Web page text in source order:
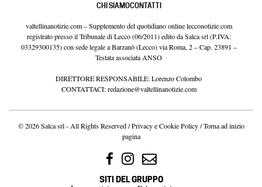
CHI SIAMOCONTATTI
valtellinanotizie.com – Supplemento del quotidiano online lecconotizie.com
registrato presso il Tribunale di Lecco (06/2011) edito da Salca srl (P.IVA:
03329300135) con sede legale a Barzanò (Lecco) via Roma, 2 – Cap. 23891 –
Testata associata ANSO
DIRETTORE RESPONSABILE: Lorenzo Colombo
CONTATTACI:redazione@valtellinanotizie.com
© 2026 Salca srl - All Rights Reserved /Privacy e Cookie Policy/Torna ad inizio
pagina
SITI DEL GRUPPO